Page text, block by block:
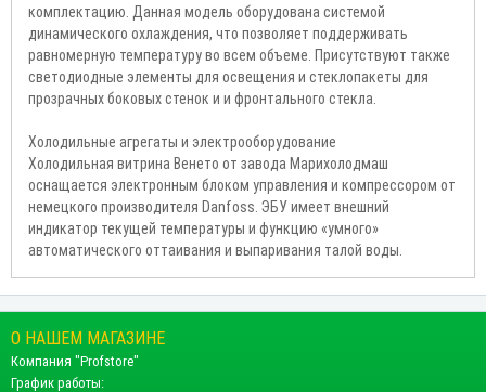
комплектацию. Данная модель оборудована системой
динамического охлаждения, что позволяет поддерживать
равномерную температуру во всем объеме. Присутствуют также
светодиодные элементы для освещения и стеклопакеты для
прозрачных боковых стенок и и фронтального стекла.
Холодильные агрегаты и электрооборудование
Холодильная витрина Венето от завода Марихолодмаш
оснащается электронным блоком управления и компрессором от
немецкого производителя Danfoss. ЭБУ имеет внешний
индикатор текущей температуры и функцию «умного»
автоматического оттаивания и выпаривания талой воды.
О НАШЕМ МАГАЗИНЕ
Компания "Profstore"
График работы: